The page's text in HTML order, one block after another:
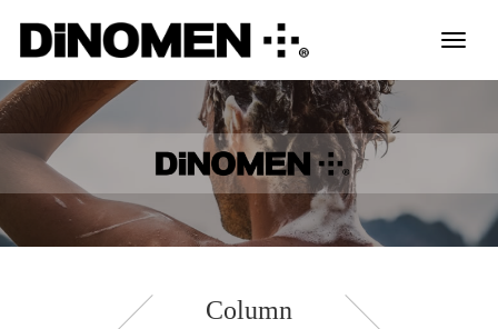
Toggle
Column